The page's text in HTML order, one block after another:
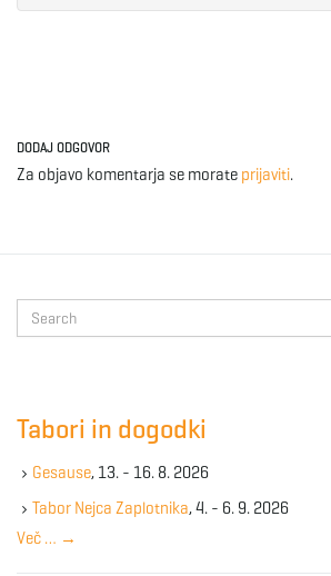
DODAJ ODGOVOR
Za objavo komentarja se morate prijaviti.
e
e
y
w
Tabori in dogodki
Gesause, 13. - 16. 8. 2026
Tabor Nejca Zaplotnika, 4. - 6. 9. 2026
Več … →